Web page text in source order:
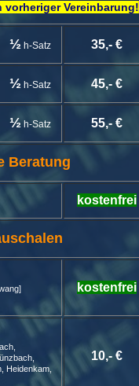
Vereinbarung!
½ h-Satz 35,- €
½ h-Satz 45,- €
½ h-Satz 55,- €
Beratung
kostenfrei
kostenfrei
Heidenkam,
10,- €